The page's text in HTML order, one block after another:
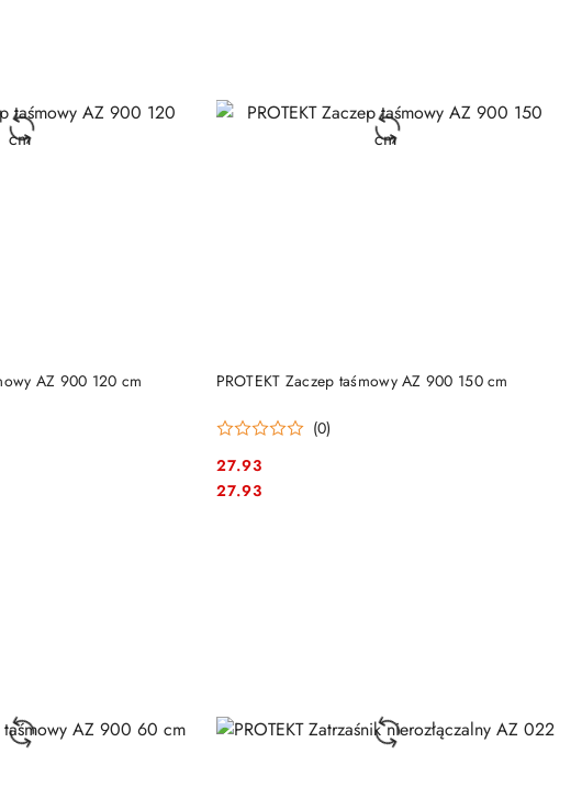
AZ 900 120 cm
KOSZYKA PROTEKT Zaczep taśmowy AZ 900 150 cm
(0)
Cena:
27.93
Cena:
27.93
DO KOSZYKA